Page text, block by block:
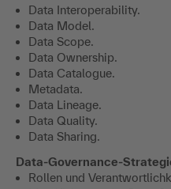
Data Interoperability.
Data Model.
Data Scope.
Data Ownership.
Data Catalogue.
Metadata.
Data Lineage.
Data Quality.
Data Sharing.
Data-Governance-
Rollen und